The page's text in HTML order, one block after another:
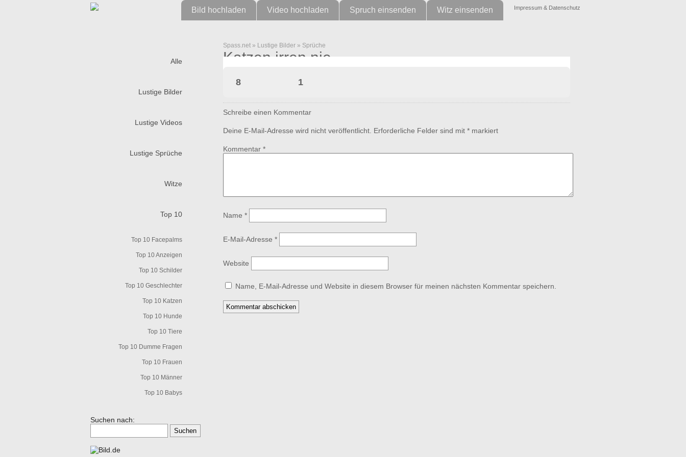
Impressum & Datenschutz
Bild hochladen Video hochladen Spruch einsenden Witz einsenden
Alle
Lustige Bilder
Lustige Videos
Lustige Sprüche
Witze
Top 10
Top 10 Facepalms
Top 10 Anzeigen
Top 10 Schilder
Top 10 Geschlechter
Top 10 Katzen
Top 10 Hunde
Top 10 Tiere
Top 10 Dumme Fragen
Top 10 Frauen
Top 10 Männer
Top 10 Babys
Suchen nach:
Spass.net » Lustige Bilder » Sprüche
Katzen irren nie
8 1
Schreibe einen Kommentar
Deine E-Mail-Adresse wird nicht veröffentlicht. Erforderliche Felder sind mit * markiert
Kommentar *
Name *
E-Mail-Adresse *
Website
Name, E-Mail-Adresse und Website in diesem Browser für meinen nächsten Kommentar speichern.